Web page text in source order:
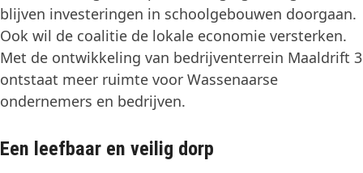
blijven investeringen in schoolgebouwen doorgaan.
Ook wil de coalitie de lokale economie versterken.
Met de ontwikkeling van bedrijventerrein Maaldrift 3
ontstaat meer ruimte voor Wassenaarse
ondernemers en bedrijven.
Een leefbaar en veilig dorp